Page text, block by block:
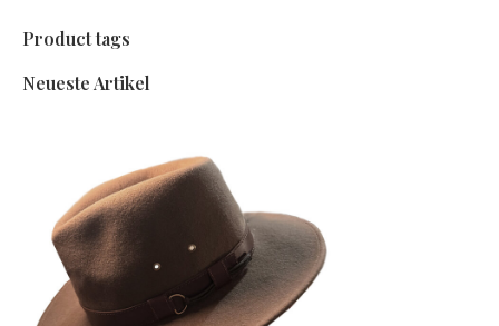
Product tags
Neueste Artikel